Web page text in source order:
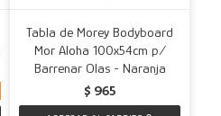
Tabla de Morey Bodyboard
Mor Aloha 100x54cm p/
Barrenar Olas - Naranja
$ 965